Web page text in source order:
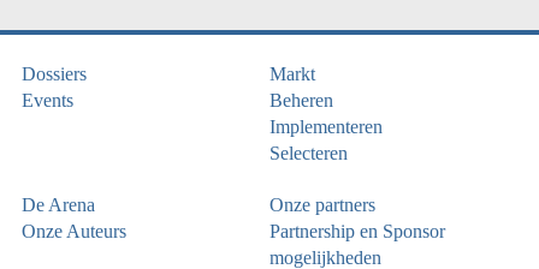
Dossiers
Events
Markt
Beheren
Implementeren
Selecteren
De Arena
Onze Auteurs
Onze partners
Partnership en Sponsor
mogelijkheden